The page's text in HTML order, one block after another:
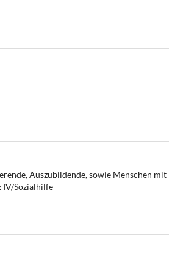
Auszubildende, sowie Menschen mit
IV/Sozialhilfe